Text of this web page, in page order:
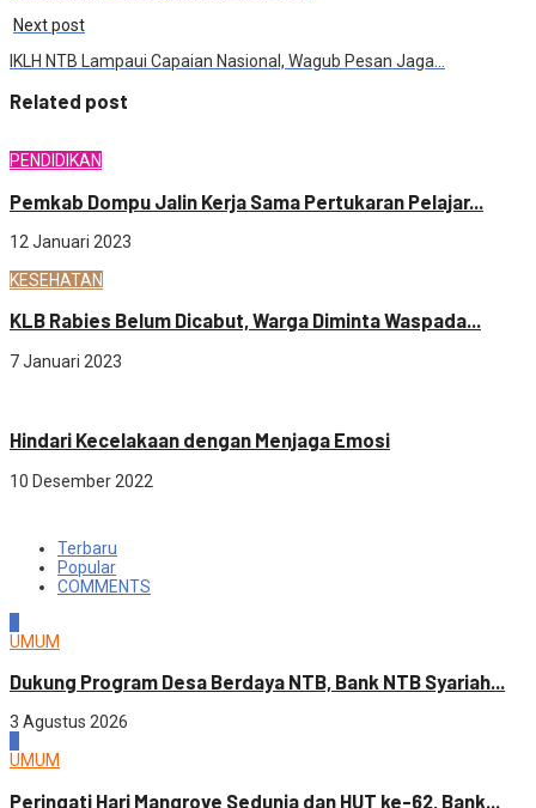
Next post
IKLH NTB Lampaui Capaian Nasional, Wagub Pesan Jaga…
Related post
PENDIDIKAN
Pemkab Dompu Jalin Kerja Sama Pertukaran Pelajar...
12 Januari 2023
KESEHATAN
KLB Rabies Belum Dicabut, Warga Diminta Waspada...
7 Januari 2023
Hindari Kecelakaan dengan Menjaga Emosi
10 Desember 2022
Terbaru
Popular
COMMENTS
UMUM
Dukung Program Desa Berdaya NTB, Bank NTB Syariah...
3 Agustus 2026
UMUM
Peringati Hari Mangrove Sedunia dan HUT ke-62, Bank...